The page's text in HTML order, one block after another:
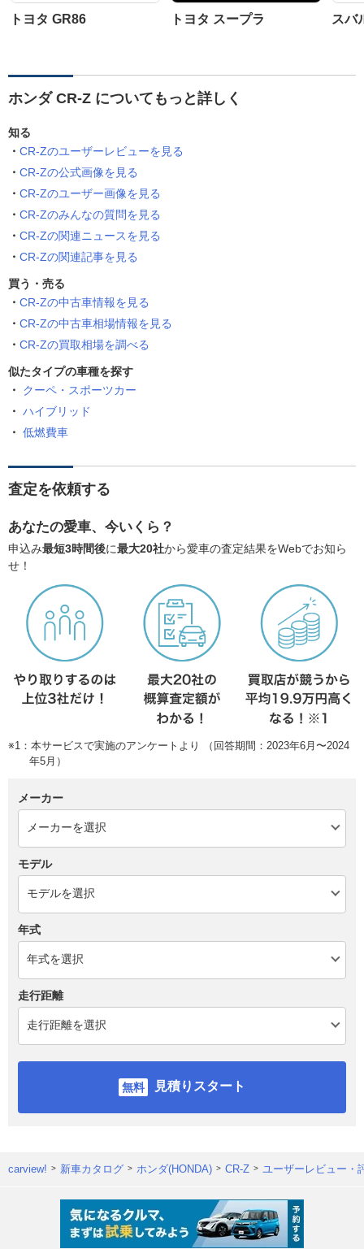
トヨタ GR86 トヨタ スープラ スバ
ホンダ CR-Z についてもっと詳しく
知る
CR-Zのユーザーレビューを見る
CR-Zの公式画像を見る
CR-Zのユーザー画像を見る
CR-Zのみんなの質問を見る
CR-Zの関連ニュースを見る
CR-Zの関連記事を見る
買う・売る
CR-Zの中古車情報を見る
CR-Zの中古車相場情報を見る
CR-Zの買取相場を調べる
似たタイプの車種を探す
クーペ・スポーツカー
ハイブリッド
低燃費車
査定を依頼する
あなたの愛車、今いくら？
申込み最短3時間後に最大20社から愛車の査定結果をWebでお知ら
せ！
※1：本サービスで実施のアンケートより （回答期間：2023年6月〜2024
年5月）
メーカー
モデル
年式
走行距離
見積りスタート
carview! 新車カタログ ホンダ(HONDA) CR-Z ユーザーレビュー・